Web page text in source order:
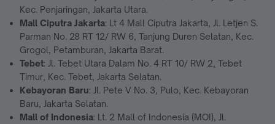
Kec. Penjaringan, Jakarta Utara.
Mall Ciputra Jakarta: Lt 4 Mall Ciputra Jakarta, Jl. Letjen S.
Parman No. 28 RT 12/ RW 6, Tanjung Duren Selatan, Kec.
Grogol, Petamburan, Jakarta Barat.
Tebet: Jl. Tebet Utara Dalam No. 4 RT 10/ RW 2, Tebet
Timur, Kec. Tebet, Jakarta Selatan.
Kebayoran Baru: Jl. Pete V No. 3, Pulo, Kec. Kebayoran
Baru, Jakarta Selatan.
Mall of Indonesia: Lt. 2 Mall of Indonesia (MOI), Jl.